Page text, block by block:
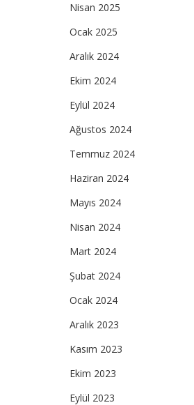
Nisan 2025
Ocak 2025
Aralık 2024
Ekim 2024
Eylül 2024
Ağustos 2024
Temmuz 2024
Haziran 2024
Mayıs 2024
Nisan 2024
Mart 2024
Şubat 2024
Ocak 2024
Aralık 2023
Kasım 2023
Ekim 2023
Eylül 2023